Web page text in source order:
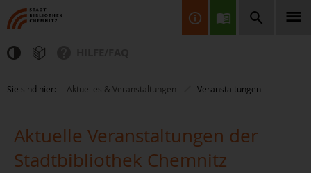
Finden Sie Informationen, Bücher, CDs & DVDs, Spiele, BluRays,
Zeitschriften und vieles mehr...
Sie sind hier: Aktuelles & Veranstaltungen Veranstaltungen
Aktuelle Veranstaltungen der
Stadtbibliothek Chemnitz